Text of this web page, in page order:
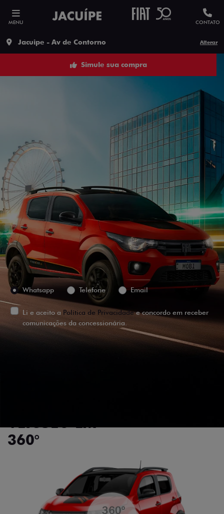
MENU CONTATO
Jacuipe - Av de Contorno Alterar
ESTOU INTERESSADO
Versão escolhida
Preferência de contato:
Whatsapp
Telefone Email
Li e aceito a Política de Privacidadee concordo em receber
comunicações da concessionária.
Simule sua compra
VEÍCULO EM
360°